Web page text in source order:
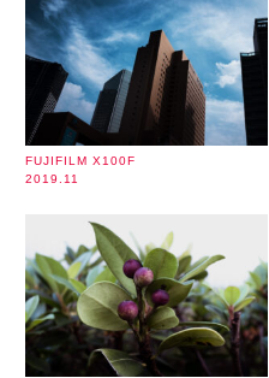
FUJIFILM X100F
2019.11